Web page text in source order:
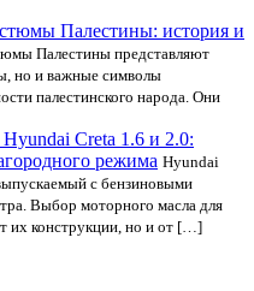
Палестины: история и
Палестины представляют
но и важные символы
палестинского народа. Они
Creta 1.6 и 2.0:
режима Hyundai
с бензиновыми
Выбор моторного масла для
их конструкции, но и от […]